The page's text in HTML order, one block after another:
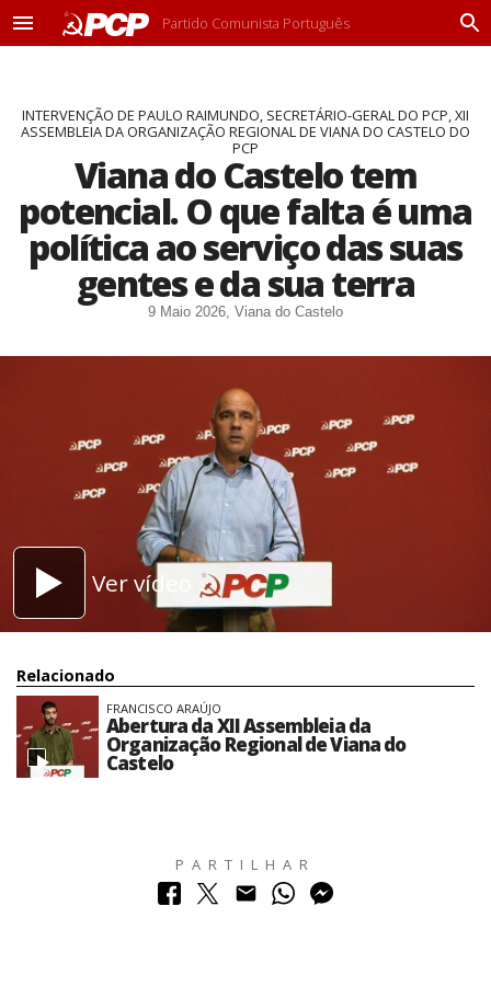
M
u
Partido Comunista Português
P
INTERVENÇÃO DE PAULO RAIMUNDO, SECRETÁRIO-GERAL DO PCP, XII
ASSEMBLEIA DA ORGANIZAÇÃO REGIONAL DE VIANA DO CASTELO DO
PCP
Viana do Castelo tem
potencial. O que falta é uma
política ao serviço das suas
gentes e da sua terra
9 Maio 2026, Viana do Castelo
Ver vídeo
Relacionado
FRANCISCO ARAÚJO
Abertura da XII Assembleia da
Organização Regional de Viana do
Castelo
PARTILHAR